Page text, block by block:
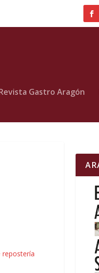
Gastro Aragón
repostería